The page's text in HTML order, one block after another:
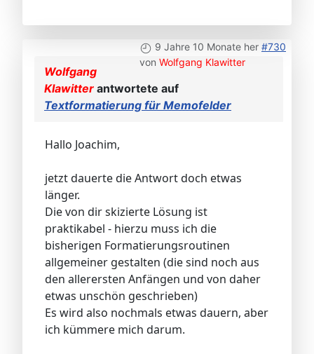
9 Jahre 10 Monate her #730
von Wolfgang Klawitter
Wolfgang
Klawitter antwortete auf
Textformatierung für Memofelder
Hallo Joachim,
jetzt dauerte die Antwort doch etwas
länger.
Die von dir skizierte Lösung ist
praktikabel - hierzu muss ich die
bisherigen Formatierungsroutinen
allgemeiner gestalten (die sind noch aus
den allerersten Anfängen und von daher
etwas unschön geschrieben)
Es wird also nochmals etwas dauern, aber
ich kümmere mich darum.